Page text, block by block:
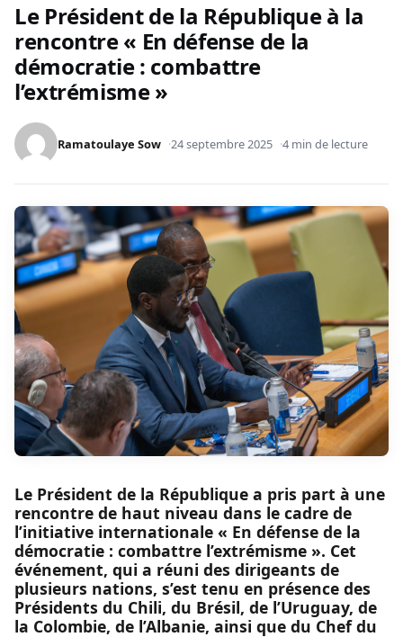
Le Président de la République à la
rencontre « En défense de la
démocratie : combattre
l’extrémisme »
Ramatoulaye Sow 24 septembre 2025 4 min de lecture
Le Président de la République a pris part à une
rencontre de haut niveau dans le cadre de
l’initiative internationale « En défense de la
démocratie : combattre l’extrémisme ». Cet
événement, qui a réuni des dirigeants de
plusieurs nations, s’est tenu en présence des
Présidents du Chili, du Brésil, de l’Uruguay, de
la Colombie, de l’Albanie, ainsi que du Chef du